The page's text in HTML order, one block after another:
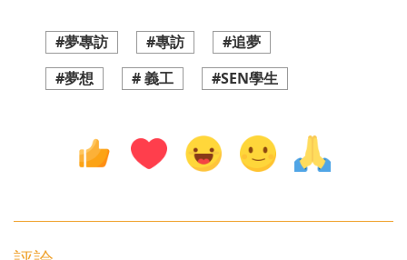
#夢專訪 #專訪
#追夢
#夢想
# 義工 #SEN學生